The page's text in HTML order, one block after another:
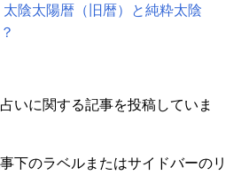
陰太陽暦（旧暦）と純粋太陰
いに関する記事を投稿していま
下のラベルまたはサイドバーのリ